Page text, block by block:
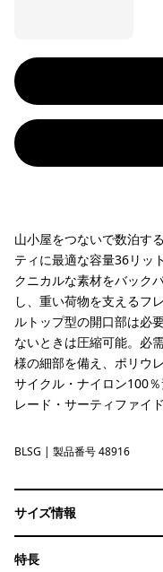
山小屋をつないで数泊す
ティに最適な容量36リッ
クニカルな素材をバック
し、重い荷物を支えるフ
ルトップ型の開口部は必
ないときは圧縮可能。必
様の細部を備え、ポリウ
サイクル・ナイロン100
レード・サーティファイ
Blue Sage
BLSG | 製品番号 48916
サイズ情報
特長